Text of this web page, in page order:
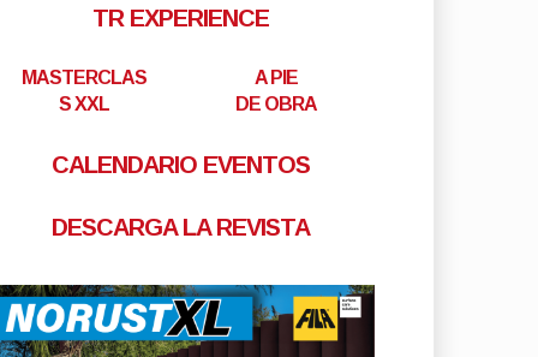
TR EXPERIENCE
MASTERCLAS
S XXL
A PIE
DE OBRA
CALENDARIO EVENTOS
DESCARGA LA REVISTA